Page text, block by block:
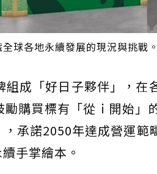
球各地永續發展的現況與挑戰
成「好日子夥伴」，在
購買標有「從ｉ開始」
承諾2050年達成營運範
手掌繪本。